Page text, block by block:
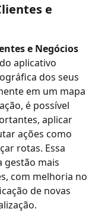
e
e Negócios
aplicativo
dos seus
em um mapa
é possível
aplicar
ações como
rotas. Essa
mais
com melhoria no
de novas